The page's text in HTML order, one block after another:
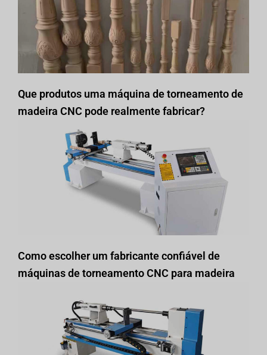
Que produtos uma máquina de torneamento de
madeira CNC pode realmente fabricar?
Como escolher um fabricante confiável de
máquinas de torneamento CNC para madeira